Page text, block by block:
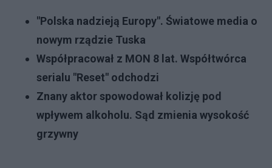
"Polska nadzieją Europy". Światowe media o
nowym rządzie Tuska
Współpracował z MON 8 lat. Współtwórca
serialu "Reset" odchodzi
Znany aktor spowodował kolizję pod
wpływem alkoholu. Sąd zmienia wysokość
grzywny